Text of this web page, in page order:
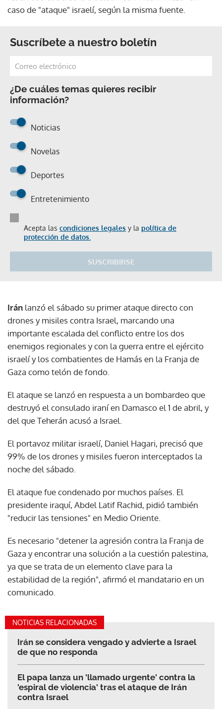
caso de "ataque" israelí, según la misma fuente.
Suscríbete a nuestro boletín
¿De cuáles temas quieres recibir
información?
Noticias
Novelas
Deportes
Entretenimiento
Acepta las condiciones legales y la política de
protección de datos.
SUSCRIBIRSE
Irán lanzó el sábado su primer ataque directo con
drones y misiles contra Israel, marcando una
importante escalada del conflicto entre los dos
enemigos regionales y con la guerra entre el ejército
israelí y los combatientes de Hamás en la Franja de
Gaza como telón de fondo.
El ataque se lanzó en respuesta a un bombardeo que
destruyó el consulado iraní en Damasco el 1 de abril, y
del que Teherán acusó a Israel.
El portavoz militar israelí, Daniel Hagari, precisó que
99% de los drones y misiles fueron interceptados la
noche del sábado.
El ataque fue condenado por muchos países. El
presidente iraquí, Abdel Latif Rachid, pidió también
"reducir las tensiones" en Medio Oriente.
Es necesario "detener la agresión contra la Franja de
Gaza y encontrar una solución a la cuestión palestina,
ya que se trata de un elemento clave para la
estabilidad de la región", afirmó el mandatario en un
comunicado.
NOTICIAS RELACIONADAS
Irán se considera vengado y advierte a Israel
de que no responda
El papa lanza un 'llamado urgente' contra la
'espiral de violencia' tras el ataque de Irán
contra Israel